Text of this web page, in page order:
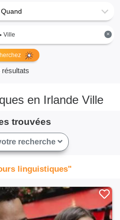
Quand
×
Ville
résultats
en Irlande Ville
trouvées
recherche
linguistiques"